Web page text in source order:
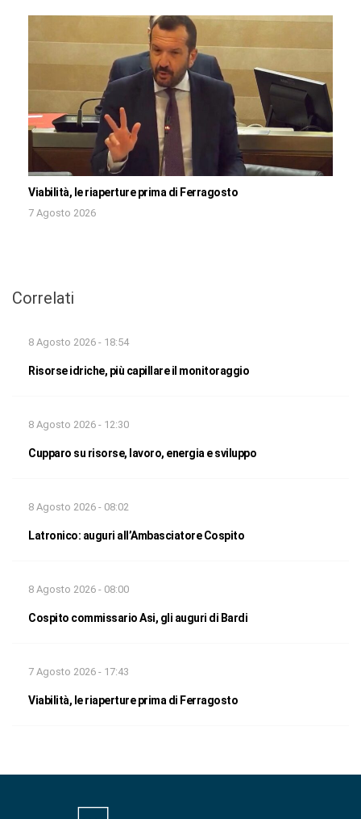
Viabilità, le riaperture prima di Ferragosto
7 Agosto 2026
Correlati
8 Agosto 2026 - 18:54
Risorse idriche, più capillare il monitoraggio
8 Agosto 2026 - 12:30
Cupparo su risorse, lavoro, energia e sviluppo
8 Agosto 2026 - 08:02
Latronico: auguri all’Ambasciatore Cospito
8 Agosto 2026 - 08:00
Cospito commissario Asi, gli auguri di Bardi
7 Agosto 2026 - 17:43
Viabilità, le riaperture prima di Ferragosto